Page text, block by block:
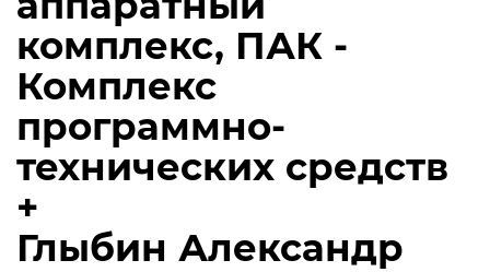
комплекс, ПАК -
Комплекс
программно-
технических средств
+
Глыбин Александр